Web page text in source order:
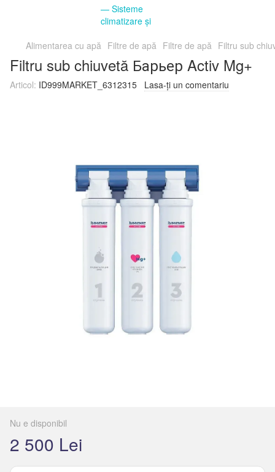
Alimentarea cu apă Filtre de apă Filtre de apă Filtru sub
Filtru sub chiuvetă Барьер Activ Mg+
Articol: ID999MARKET_6312315 Lasa-ți un comentariu
Nu e disponibil
2 500 Lei